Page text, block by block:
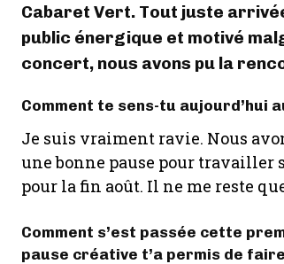
Cabaret Vert. Tout juste
public énergique et motivé
concert, nous avons pu la
Comment te sens-tu
Je suis vraiment ravie. Nous
une bonne pause pour travailler
pour la fin août. Il ne me reste
Comment s’est passée cette
pause créative t’a permis de